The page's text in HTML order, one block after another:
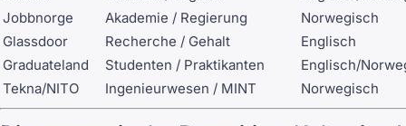
Jobbnorge
Akademie / Regierung
Norwegisch
Glassdoor
Recherche / Gehalt
Englisch
Graduateland
Studenten / Praktikanten
Englisch/
Tekna/NITO
Ingenieurwesen / MINT Norwegisch